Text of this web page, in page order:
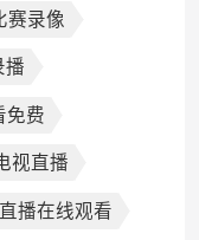
赛录像
播
免费
视直播
播在线观看